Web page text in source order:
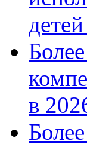
в